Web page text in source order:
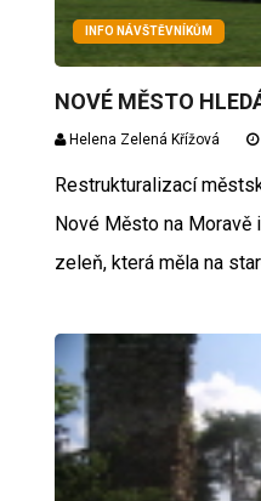
INFO NÁVŠTĚVNÍKŮM
NOVÉ MĚSTO
Helena Zelená Křížová
Restrukturalizací
Nové Město na
zeleň, která měla na